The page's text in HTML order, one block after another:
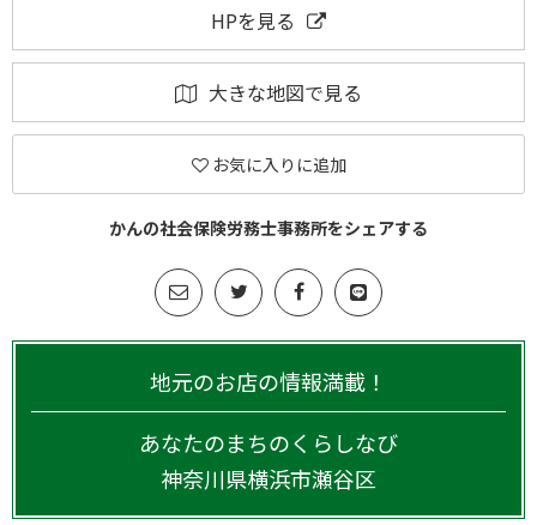
HPを見る
大きな地図で見る
お気に入りに追加
かんの社会保険労務士事務所をシェアする
地元のお店の情報満載！
あなたのまちのくらしなび
神奈川県横浜市瀬谷区